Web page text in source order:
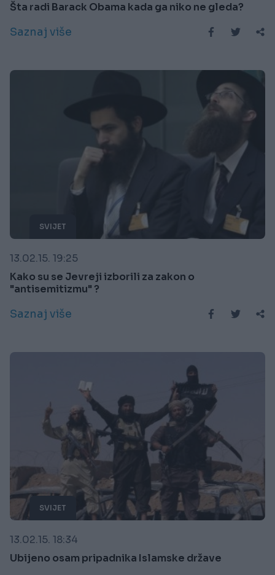
Šta radi Barack Obama kada ga niko ne gleda?
Saznaj više
SVIJET
13.02.15. 19:25
Kako su se Jevreji izborili za zakon o
"antisemitizmu" ?
Saznaj više
SVIJET
13.02.15. 18:34
Ubijeno osam pripadnika Islamske države